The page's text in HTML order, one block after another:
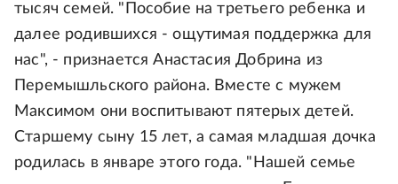
тысяч семей. "Пособие на третьего ребенка и
далее родившихся - ощутимая поддержка для
нас", - признается Анастасия Добрина из
Перемышльского района. Вместе с мужем
Максимом они воспитывают пятерых детей.
Старшему сыну 15 лет, а самая младшая дочка
родилась в январе этого года. "Нашей семье